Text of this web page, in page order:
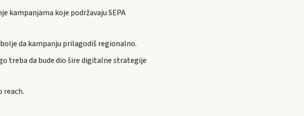
kampanjama koje podržavaju SEPA
da kampanju prilagodiš regionalno.
treba da bude dio šire digitalne strategije
reach.